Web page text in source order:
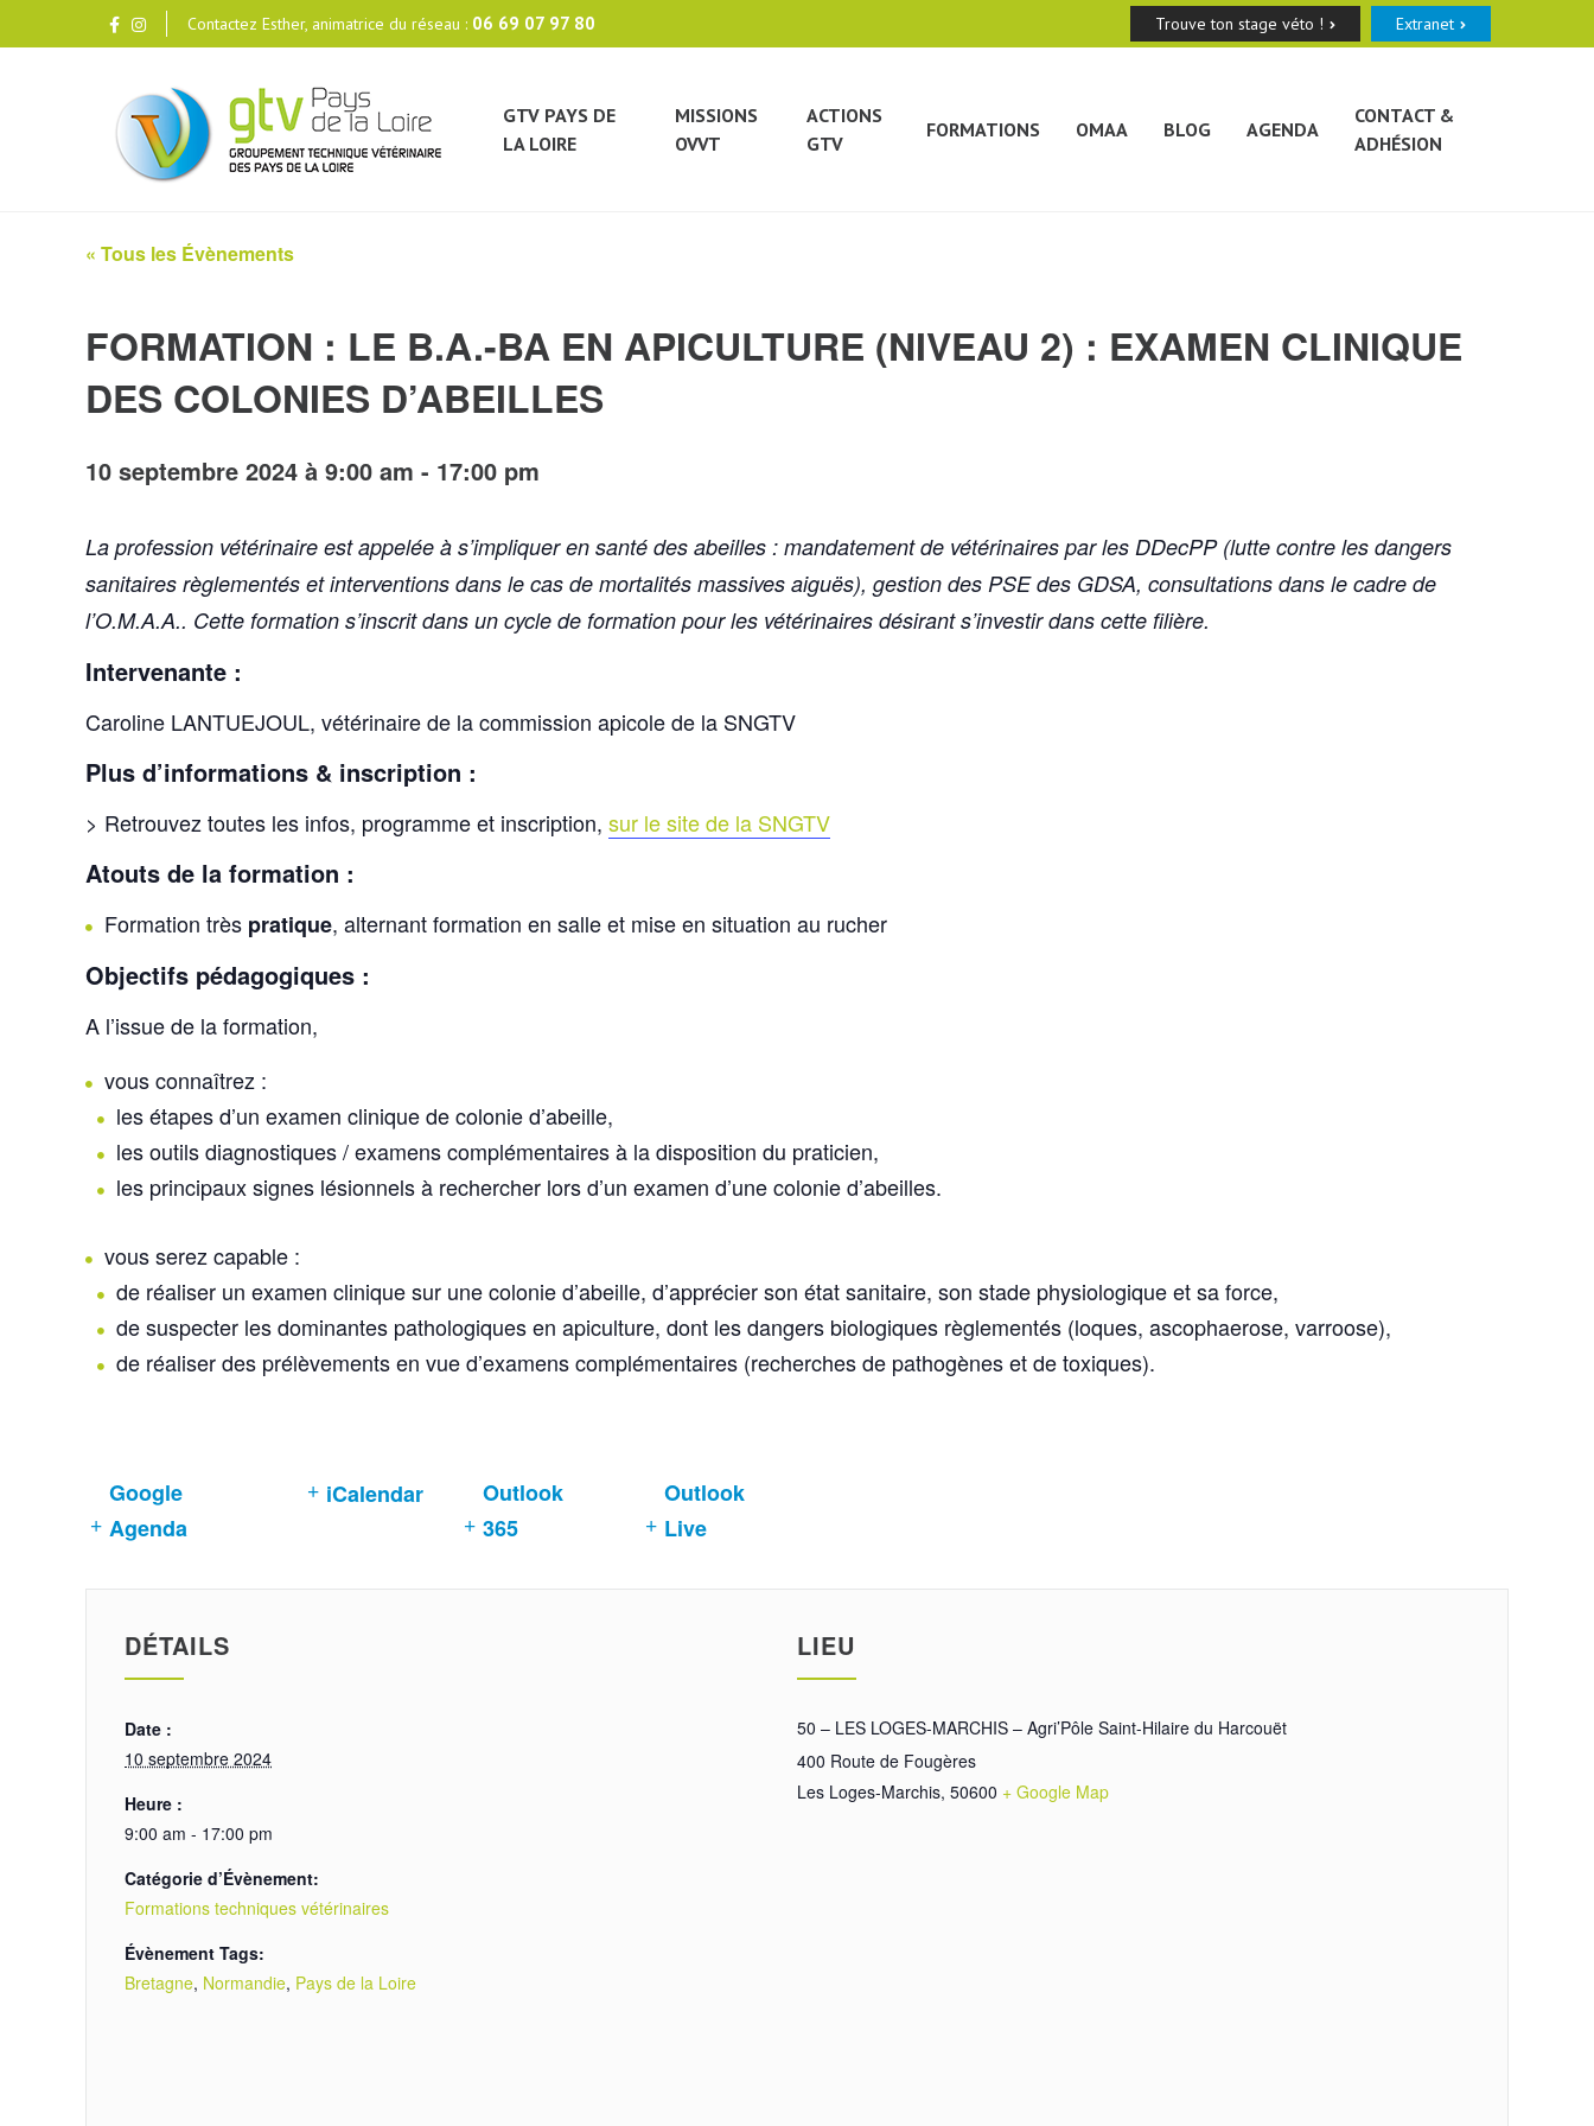
Contactez Esther, animatrice du réseau : 06 69 07 97 80 Trouve ton stage véto ! Extranet
GTV PAYS DE
LA LOIRE
MISSIONS
OVVT
ACTIONS
GTV
FORMATIONS OMAA BLOG AGENDA
CONTACT &
ADHÉSION
« Tous les Évènements
FORMATION : LE B.A.-BA EN APICULTURE (NIVEAU 2) : EXAMEN CLINIQUE
DES COLONIES D’ABEILLES
10 septembre 2024 à 9:00 am - 17:00 pm
La profession vétérinaire est appelée à s’impliquer en santé des abeilles : mandatement de vétérinaires par les DDecPP (lutte contre les dangers
sanitaires règlementés et interventions dans le cas de mortalités massives aiguës), gestion des PSE des GDSA, consultations dans le cadre de
l’O.M.A.A.. Cette formation s’inscrit dans un cycle de formation pour les vétérinaires désirant s’investir dans cette filière.
Intervenante :
Caroline LANTUEJOUL, vétérinaire de la commission apicole de la SNGTV
Plus d’informations & inscription :
> Retrouvez toutes les infos, programme et inscription, sur le site de la SNGTV
Atouts de la formation :
Formation très pratique, alternant formation en salle et mise en situation au rucher
Objectifs pédagogiques :
A l’issue de la formation,
vous connaîtrez :
les étapes d’un examen clinique de colonie d’abeille,
les outils diagnostiques / examens complémentaires à la disposition du praticien,
les principaux signes lésionnels à rechercher lors d’un examen d’une colonie d’abeilles.
vous serez capable :
de réaliser un examen clinique sur une colonie d’abeille, d’apprécier son état sanitaire, son stade physiologique et sa force,
de suspecter les dominantes pathologiques en apiculture, dont les dangers biologiques règlementés (loques, ascophaerose, varroose),
de réaliser des prélèvements en vue d’examens complémentaires (recherches de pathogènes et de toxiques).
Google
Agenda
iCalendar
Outlook
365
Outlook
Live
DÉTAILS
Date :
10 septembre 2024
Heure :
9:00 am - 17:00 pm
Catégorie d’Évènement:
Formations techniques vétérinaires
Évènement Tags:
Bretagne, Normandie, Pays de la Loire
LIEU
50 – LES LOGES-MARCHIS – Agri’Pôle Saint-Hilaire du Harcouët
400 Route de Fougères
Les Loges-Marchis, 50600 + Google Map